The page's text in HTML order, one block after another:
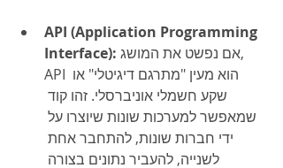
API (Application Programming
Interface):
API הוא מעין "מתרגם דיגיטלי" או
שקע חשמלי אוניברסלי. זהו קוד
שמאפשר למערכות שונות שיוצרו על
ידי חברות שונות, להתחבר אחת
לשנייה, להעביר נתונים בצורה